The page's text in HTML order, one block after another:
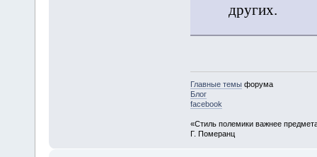
других.
Главные темыфорума
Блог
facebook
«Стиль полемики важнее
Г. Померанц